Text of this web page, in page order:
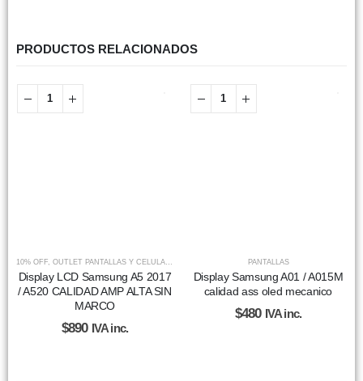
PRODUCTOS RELACIONADOS
10% OFF, OUTLET PANTALLAS Y CELULARES
Display LCD Samsung A5 2017
/ A520 CALIDAD AMP ALTA SIN
MARCO
$890 IVA inc.
PANTALLAS
Display Samsung A01 / A015M
calidad ass oled mecanico
$480 IVA inc.